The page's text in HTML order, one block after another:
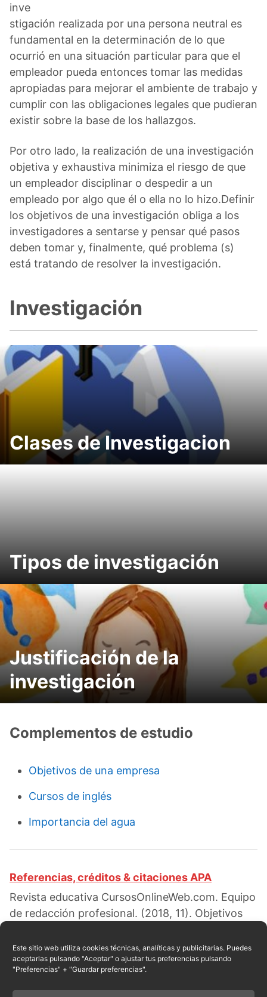
Este sitio web utiliza cookies técnicas, analíticas y publicitarias. Puedes
aceptarlas pulsando "Aceptar" o ajustar tus preferencias pulsando
"Preferencias" + "Guardar preferencias".
inve
stigación realizada por una persona neutral es
fundamental en la determinación de lo que
ocurrió en una situación particular para que el
empleador pueda entonces tomar las medidas
apropiadas para mejorar el ambiente de trabajo y
cumplir con las obligaciones legales que pudieran
existir sobre la base de los hallazgos.
Por otro lado, la realización de una investigación
objetiva y exhaustiva minimiza el riesgo de que
un empleador disciplinar o despedir a un
empleado por algo que él o ella no lo hizo.Definir
los objetivos de una investigación obliga a los
investigadores a sentarse y pensar qué pasos
deben tomar y, finalmente, qué problema (s)
está tratando de resolver la investigación.
Investigación
Clases de Investigacion
Tipos de investigación
Justificación de la
investigación
Complementos de estudio
Objetivos de una empresa
Cursos de inglés
Importancia del agua
Referencias, créditos & citaciones APA
Revista educativa CursosOnlineWeb.com. Equipo
de redacción profesional. (2018, 11). Objetivos
Isabella G. Ortiz. Obtenido en fecha 08, 2026,
desde el sitio web:
https://cursosonlineweb.com/objetivos-
especificos-de-una-investigacion.html